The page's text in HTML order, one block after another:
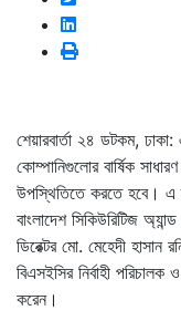
শেয়ারবার্তা ২৪ ডটকম,
কোম্পানিগুলোর বার্ষিক
উপস্থিতিতে করতে হবে। এ
বাংলাদেশ সিকিউরিটিজ
ডিরেক্টর মো. মেহেদী হাসান
বিএসইসির নির্বাহী
করেন।